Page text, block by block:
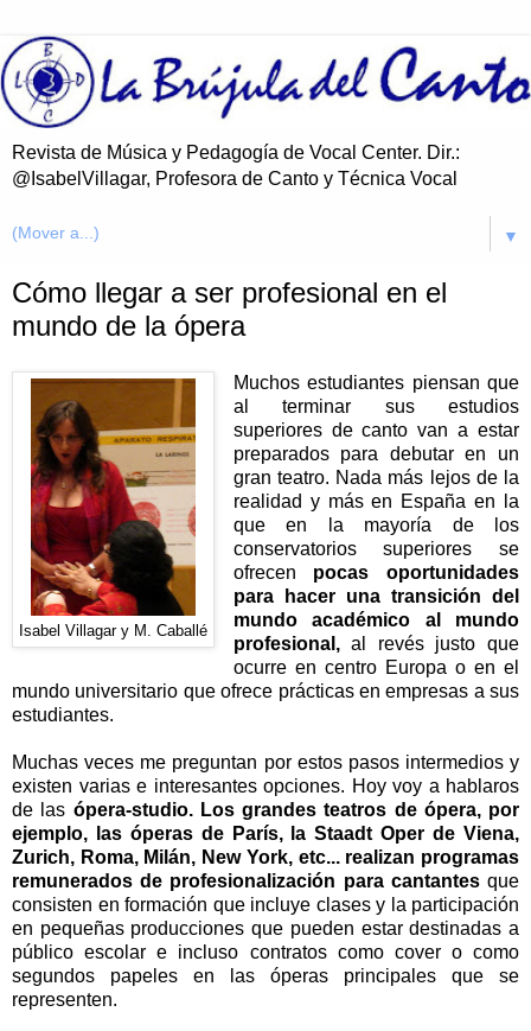
Revista de Música y Pedagogía de Vocal Center. Dir.:
@IsabelVillagar, Profesora de Canto y Técnica Vocal
▼
Cómo llegar a ser profesional en el
mundo de la ópera
Isabel Villagar y M. Caballé
Muchos estudiantes piensan que
al terminar sus estudios
superiores de canto van a estar
preparados para debutar en un
gran teatro. Nada más lejos de la
realidad y más en España en la
que en la mayoría de los
conservatorios superiores se
ofrecen pocas oportunidades
para hacer una transición del
mundo académico al mundo
profesional,al revés justo que
ocurre en centro Europa o en el
mundo universitario que ofrece prácticas en empresas a sus
estudiantes.
Muchas veces me preguntan por estos pasos intermedios y
existen varias e interesantes opciones. Hoy voy a hablaros
de las ópera-studio. Los grandes teatros de ópera, por
ejemplo, las óperas de París, la Staadt Oper de Viena,
Zurich, Roma, Milán, New York, etc... realizan programas
remunerados de profesionalización para cantantes que
consisten en formación que incluye clases y la participación
en pequeñas producciones que pueden estar destinadas a
público escolar e incluso contratos como cover o como
segundos papeles en las óperas principales que se
representen.